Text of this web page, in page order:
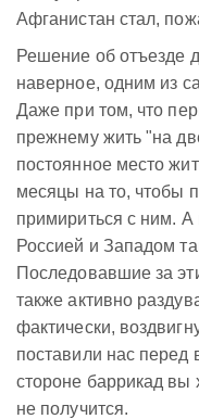
Афганистан стал,
Решение об отъезде
наверное, одним из
Даже при том, что
прежнему жить "на
постоянное место
месяцы на то, чтобы
примириться с ним.
Россией и Западом
Последовавшие за
также активно
фактически,
поставили нас
стороне баррикад вы
не получится.